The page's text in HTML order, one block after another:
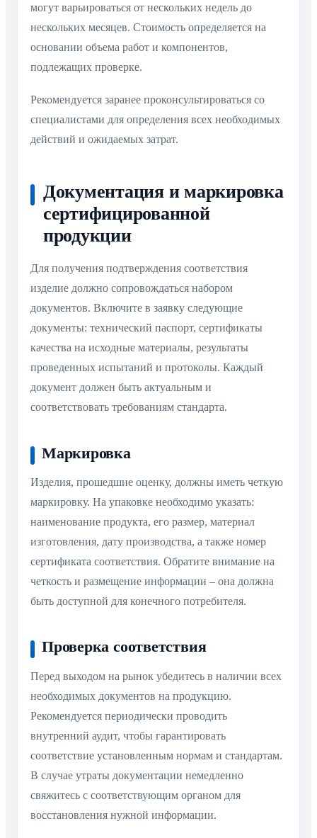
могут варьироваться от нескольких недель до
нескольких месяцев. Стоимость определяется на
основании объема работ и компонентов,
подлежащих проверке.
Рекомендуется заранее проконсультироваться со
специалистами для определения всех необходимых
действий и ожидаемых затрат.
Документация и маркировка
сертифицированной
продукции
Для получения подтверждения соответствия
изделие должно сопровождаться набором
документов. Включите в заявку следующие
документы: технический паспорт, сертификаты
качества на исходные материалы, результаты
проведенных испытаний и протоколы. Каждый
документ должен быть актуальным и
соответствовать требованиям стандарта.
Маркировка
Изделия, прошедшие оценку, должны иметь четкую
маркировку. На упаковке необходимо указать:
наименование продукта, его размер, материал
изготовления, дату производства, а также номер
сертификата соответствия. Обратите внимание на
четкость и размещение информации – она должна
быть доступной для конечного потребителя.
Проверка соответствия
Перед выходом на рынок убедитесь в наличии всех
необходимых документов на продукцию.
Рекомендуется периодически проводить
внутренний аудит, чтобы гарантировать
соответствие установленным нормам и стандартам.
В случае утраты документации немедленно
свяжитесь с соответствующим органом для
восстановления нужной информации.